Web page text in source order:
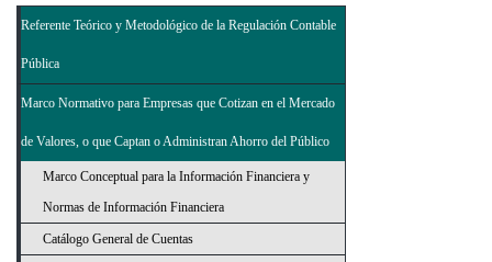
Referente Teórico y Metodológico de la Regulación Contable
Pública
Marco Normativo para Empresas que Cotizan en el Mercado
de Valores, o que Captan o Administran Ahorro del Público
Marco Conceptual para la Información Financiera y
Normas de Información Financiera
Catálogo General de Cuentas